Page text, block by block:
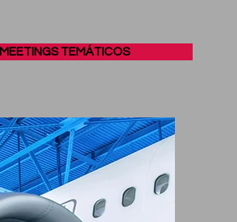
MEETINGS TEMÁTICOS